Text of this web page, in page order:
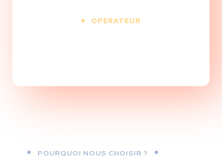
OPERATEUR
POURQUOI NOUS CHOISIR ?